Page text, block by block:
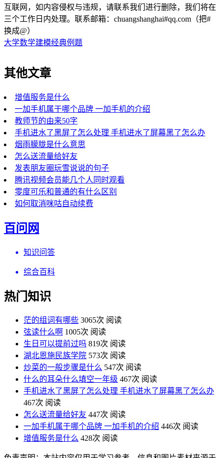
互联网，如内容侵权与违规，请联系我们进行删除，我们将在
三个工作日内处理。联系邮箱：chuangshanghai#qq.com（把#
换成@）
大学数学建模经典例题
其他文章
增值服务是什么
一加手机属于哪个品牌 一加手机的介绍
教师节的由来50字
手机进水了黑屏了怎么处理 手机进水了屏幕黑了怎么办
烟雨朦胧是什么意思
怎么送流量给好友
发表朋友圈玩雪说说的句子
腾讯视频会员能几个人同时观看
零度可乐和普通的有什么区别
如何取消咪咕自动续费
百问网
知识问答
综合百科
热门知识
茫的组词有哪些 3065次 阅读
弦读什么啊 1005次 阅读
生日可以提前过吗 819次 阅读
湖北恩施民族学院 573次 阅读
炒菜的一般步骤是什么 547次 阅读
什么的耳朵什么填空一年级 467次 阅读
手机进水了黑屏了怎么处理 手机进水了屏幕黑了怎么办
467次 阅读
怎么送流量给好友 447次 阅读
一加手机属于哪个品牌 一加手机的介绍 446次 阅读
增值服务是什么 428次 阅读